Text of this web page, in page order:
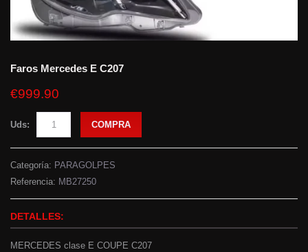
Faros Mercedes E C207
€999.90
Uds: COMPRA
Categoría: PARAGOLPES
Referencia: MB27250
DETALLES:
MERCEDES clase E COUPE C207